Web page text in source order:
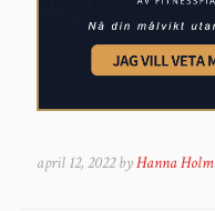
april 12, 2022 byHanna Holm